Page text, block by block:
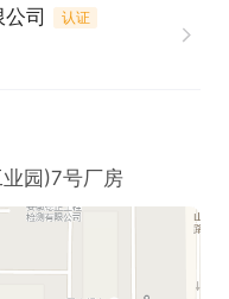
司 认证
园)7号厂房